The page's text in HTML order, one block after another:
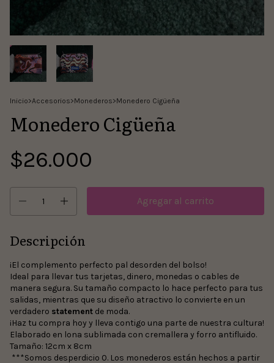
Inicio>Accesorios>Monederos>Monedero Cigüeña
Monedero Cigüeña
$26.000
Descripción
¡El complemento perfecto pal desorden del bolso!
Ideal para llevar tus tarjetas, dinero, monedas o cables de
manera segura. Su tamaño compacto lo hace perfecto para tus
salidas, mientras que su diseño atractivo lo convierte en un
verdadero statement de moda.
¡Haz tu compra hoy y lleva contigo una parte de nuestra cultura!
Elaborado en lona sublimada con cremallera y forro antifluido.
Tamaño: 12cm x 8cm
***Somos desperdicio 0. Los monederos están hechos a partir